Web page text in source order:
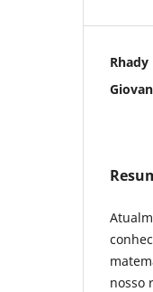
nosso